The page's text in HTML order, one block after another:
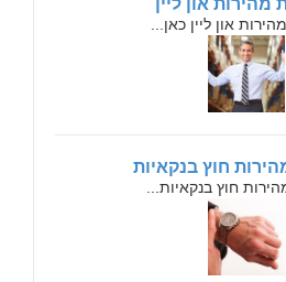
מהירות און ליין
און ליין כאן...
חוץ בנקאיות
חוץ בנקאיות...